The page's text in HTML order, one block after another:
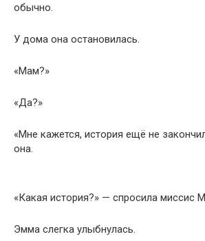
обычно.
У дома она остановилась.
«Мам?»
«Да?»
«Мне кажется, история ещё не
она.
«Какая история?» — спросила миссис
Эмма слегка улыбнулась.